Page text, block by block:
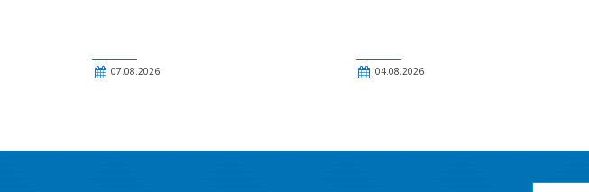
07.08.2026 04.08.2026